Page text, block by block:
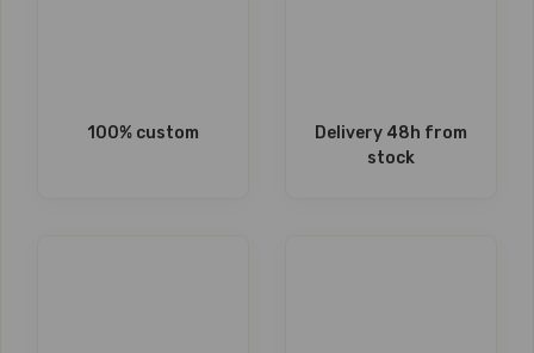
100% custom
Delivery 48h from
stock